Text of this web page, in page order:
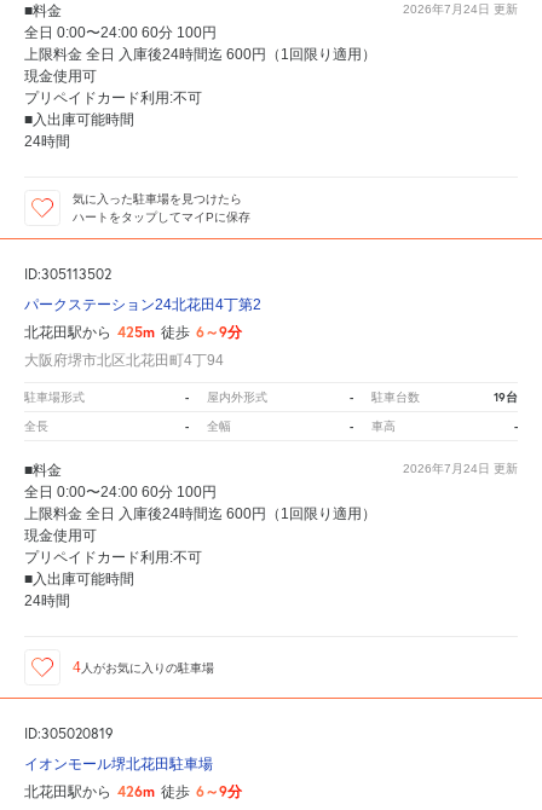
2026年7月24日 更新
■料金
全日 0:00〜24:00 60分 100円
上限料金 全日 入庫後24時間迄 600円（1回限り適用）
現金使用可
プリペイドカード利用:不可
■入出庫可能時間
24時間
気に入った駐車場を見つけたら
ハートをタップしてマイPに保存
ID:305113502
パークステーション24北花田4丁第2
北花田駅から 425m 徒歩 6～9分
大阪府堺市北区北花田町4丁94
駐車場形式 - 屋内外形式 - 駐車台数 19台
全長 - 全幅 - 車高 -
2026年7月24日 更新
■料金
全日 0:00〜24:00 60分 100円
上限料金 全日 入庫後24時間迄 600円（1回限り適用）
現金使用可
プリペイドカード利用:不可
■入出庫可能時間
24時間
4人がお気に入りの駐車場
ID:305020819
イオンモール堺北花田駐車場
北花田駅から 426m 徒歩 6～9分